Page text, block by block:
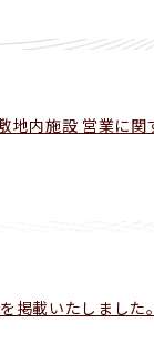
地内施設 営業に関
掲載いたしました。